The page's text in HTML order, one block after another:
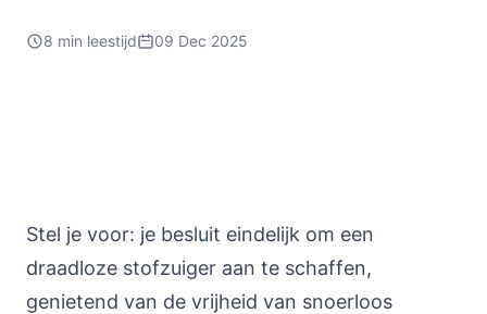
8 min leestijd 09 Dec 2025
Stel je voor: je besluit eindelijk om een
draadloze stofzuiger aan te schaffen,
genietend van de vrijheid van snoerloos